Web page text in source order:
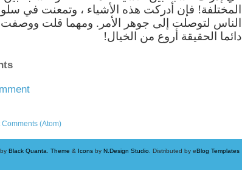
المختلفة! فإن أدركت هذه الأشياء ، وتمعنت في
الناس لتوصلت إلى جوهر الأمر. ومهما قلت
دائما الحقيقة أروع من الخيال!
Comments (Atom)
Black Quanta Theme & Icons by N.Design Studio . Distributed by eBlog Templates